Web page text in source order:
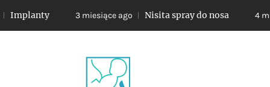
3 miesiące ago Nisita spray do nosa 4 miesiące